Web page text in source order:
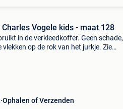
Vogele kids - maat 128
in de verkleedkoffer. Geen schade,
vlekken op de rok van het jurkje. Zie
Ophalen of Verzenden